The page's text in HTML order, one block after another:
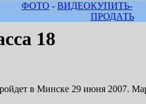
ФОТО - ВИДЕОКУПИТЬ-
ПРОДАТЬ
18
в Минске 29 июня 2007.